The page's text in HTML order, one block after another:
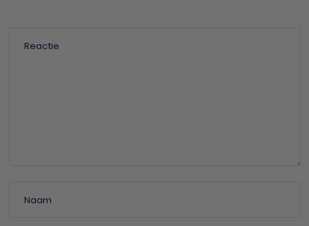
Reactie
Naam